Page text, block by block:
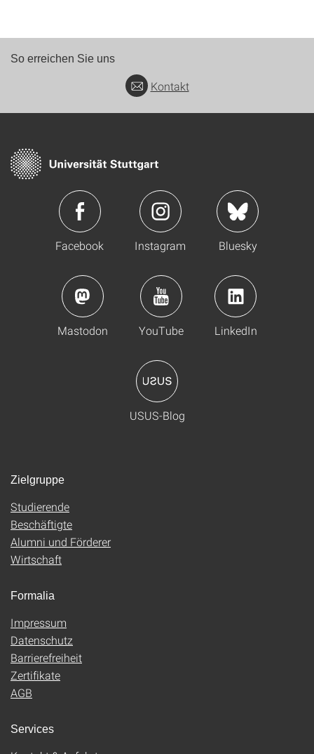
So erreichen Sie uns
Kontakt
Facebook Instagram Bluesky
Mastodon YouTube LinkedIn
USUS-Blog
Zielgruppe
Studierende
Beschäftigte
Alumni und Förderer
Wirtschaft
Formalia
Impressum
Datenschutz
Barrierefreiheit
Zertifikate
AGB
Services